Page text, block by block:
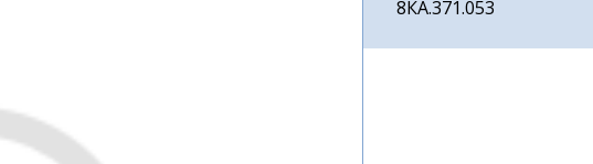
8КА.371.053